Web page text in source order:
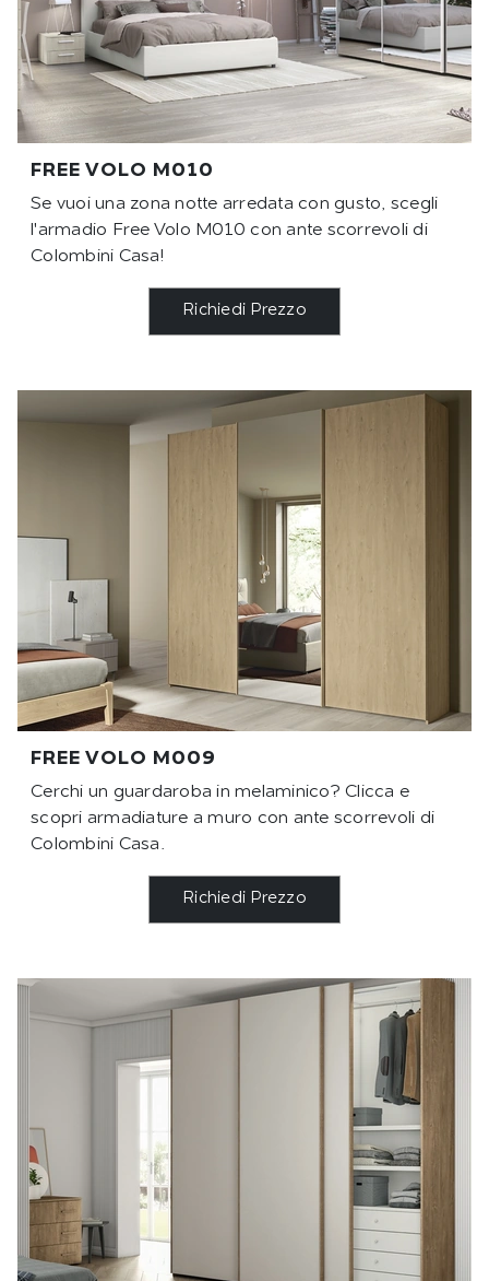
FREE VOLO M010
Se vuoi una zona notte arredata con gusto, scegli
l'armadio Free Volo M010 con ante scorrevoli di
Colombini Casa!
Richiedi Prezzo
FREE VOLO M009
Cerchi un guardaroba in melaminico? Clicca e
scopri armadiature a muro con ante scorrevoli di
Colombini Casa.
Richiedi Prezzo